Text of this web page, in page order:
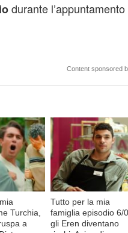
durante l’appuntamento
Content sponsored
Turchia,
a
Tutto per la mia
famiglia episodio 6/
gli Eren diventano